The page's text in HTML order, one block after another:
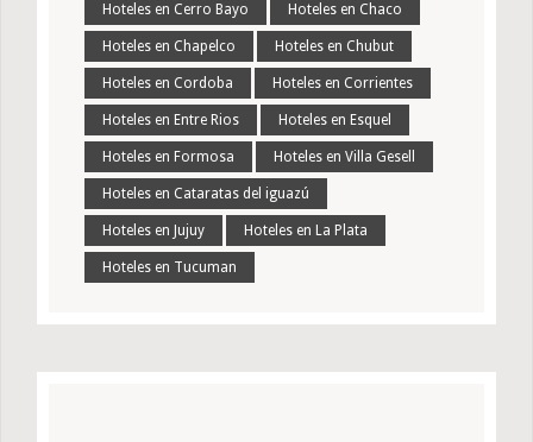
Hoteles en Cerro Bayo Hoteles en Chaco
Hoteles en Chapelco Hoteles en Chubut
Hoteles en Cordoba Hoteles en Corrientes
Hoteles en Entre Rios Hoteles en Esquel
Hoteles en Formosa Hoteles en Villa Gesell
Hoteles en Cataratas del iguazú
Hoteles en Jujuy Hoteles en La Plata
Hoteles en Tucuman